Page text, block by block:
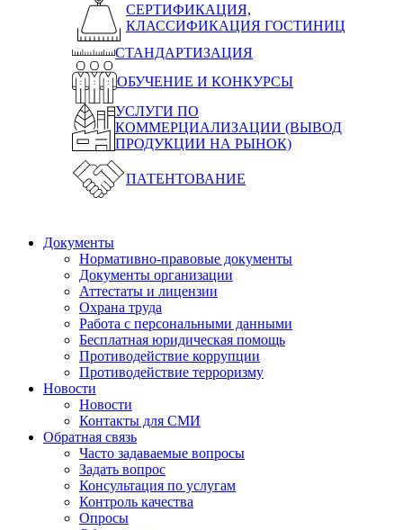
СЕРТИФИКАЦИЯ,
КЛАССИФИКАЦИЯ ГОСТИНИЦ
СТАНДАРТИЗАЦИЯ
ОБУЧЕНИЕ И КОНКУРСЫ
УСЛУГИ ПО
КОММЕРЦИАЛИЗАЦИИ (ВЫВОД
ПРОДУКЦИИ НА РЫНОК)
ПАТЕНТОВАНИЕ
Документы
Нормативно-правовые документы
Документы организации
Аттестаты и лицензии
Охрана труда
Работа с персональными данными
Бесплатная юридическая помощь
Противодействие коррупции
Противодействие терроризму
Новости
Новости
Контакты для СМИ
Обратная связь
Часто задаваемые вопросы
Задать вопрос
Консультация по услугам
Контроль качества
Опросы